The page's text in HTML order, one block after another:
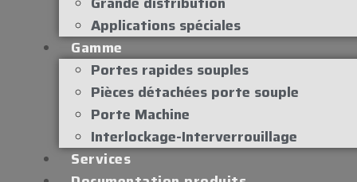
Applications spéciales
Gamme
Portes rapides souples
Pièces détachées porte souple
Porte Machine
Interlockage-Interverrouillage
Services